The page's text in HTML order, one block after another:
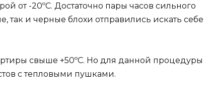
от -20ºС. Достаточно пары часов сильного
так и черные блохи отправились искать себе
свыше +50ºС. Но для данной процедуры
с тепловыми пушками.